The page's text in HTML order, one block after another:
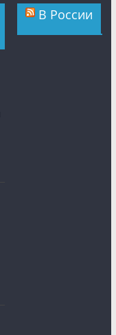
В России